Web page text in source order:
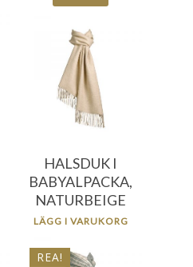
476.00
HALSDUK I
BABYALPACKA,
NATURBEIGE
LÄGG I VARUKORG
REA!